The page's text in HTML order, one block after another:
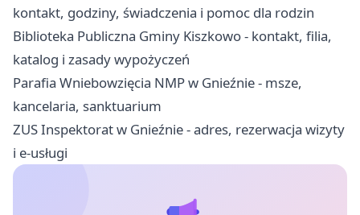
kontakt, godziny, świadczenia i pomoc dla rodzin
Biblioteka Publiczna Gminy Kiszkowo - kontakt, filia,
katalog i zasady wypożyczeń
Parafia Wniebowzięcia NMP w Gnieźnie - msze,
kancelaria, sanktuarium
ZUS Inspektorat w Gnieźnie - adres, rezerwacja wizyty
i e-usługi